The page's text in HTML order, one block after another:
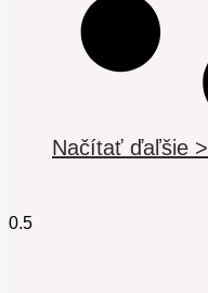
Načítať ďaľšie >